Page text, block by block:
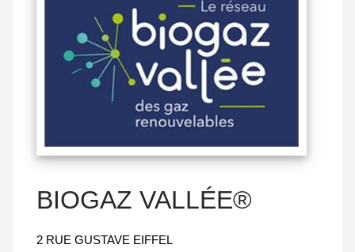
BIOGAZ VALLÉE®
2 RUE GUSTAVE EIFFEL